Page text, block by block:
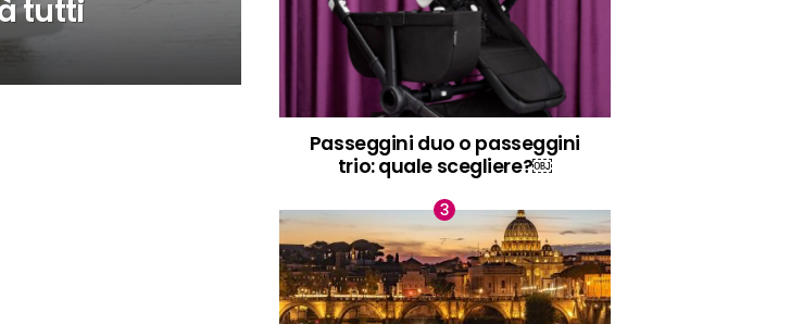
tutti
Passeggini duo o passeggini
trio: quale scegliere?￼